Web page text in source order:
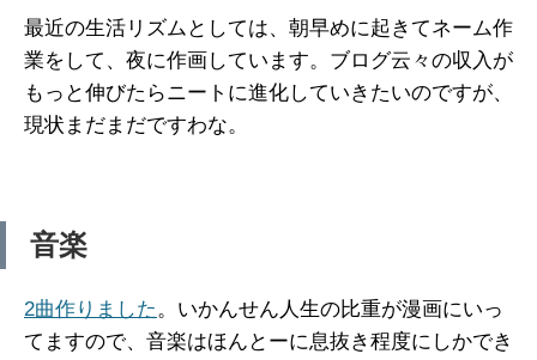
最近の生活リズムとしては、朝早めに起きてネーム作
業をして、夜に作画しています。ブログ云々の収入が
もっと伸びたらニートに進化していきたいのですが、
現状まだまだですわな。
音楽
2曲作りました 。いかんせん人生の比重が漫画にいっ
てますので、音楽はほんとーに息抜き程度にしかでき